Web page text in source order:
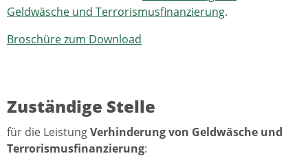
Geldwäsche und Terrorismusfinanzierung.
Broschüre zum Download
Zuständige Stelle
für die LeistungVerhinderung von Geldwäsche und
Terrorismusfinanzierung: